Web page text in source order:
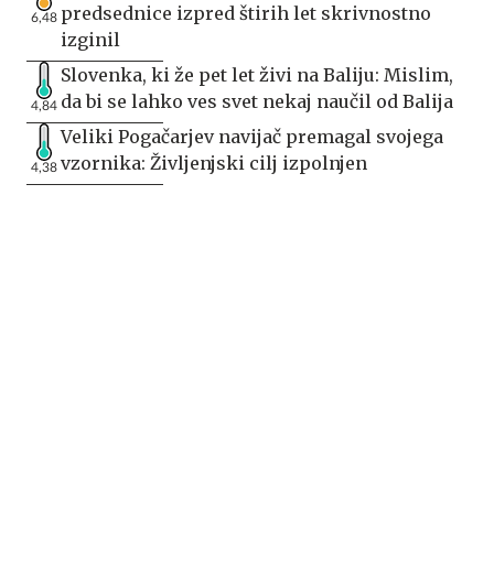
6,48 predsednice izpred štirih let skrivnostno
izginil
4,84
Slovenka, ki že pet let živi na Baliju: Mislim,
da bi se lahko ves svet nekaj naučil od Balija
4,38
Veliki Pogačarjev navijač premagal svojega
vzornika: Življenjski cilj izpolnjen